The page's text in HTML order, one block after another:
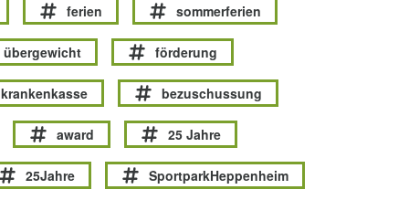
ferien sommerferien
übergewicht förderung
krankenkasse bezuschussung
award 25 Jahre
25Jahre SportparkHeppenheim